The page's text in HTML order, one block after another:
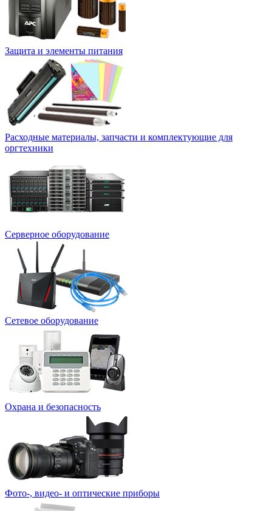
Защита и элементы питания
Расходные материалы, запчасти и комплектующие для
оргтехники
Серверное оборудование
Сетевое оборудование
Охрана и безопасность
Фото-, видео- и оптические приборы